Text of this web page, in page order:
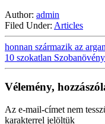
Author: admin
Filed Under: Articles
honnan származik az
10 szokatlan
Vélemény,
Az e-mail-címet nem
karakterrel jelöltük